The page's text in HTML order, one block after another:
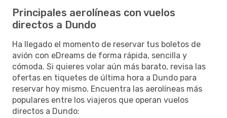
Principales aerolíneas con vuelos
directos a Dundo
Ha llegado el momento de reservar tus boletos de
avión con eDreams de forma rápida, sencilla y
cómoda. Si quieres volar aún más barato, revisa las
ofertas en tiquetes de última hora a Dundo para
reservar hoy mismo. Encuentra las aerolíneas más
populares entre los viajeros que operan vuelos
directos a Dundo: